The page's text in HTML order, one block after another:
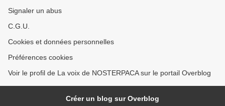
Signaler un abus
C.G.U.
Cookies et données personnelles
Préférences cookies
Voir le profil de La voix de NOSTERPACA sur le portail Overblog
Créer un blog sur Overblog